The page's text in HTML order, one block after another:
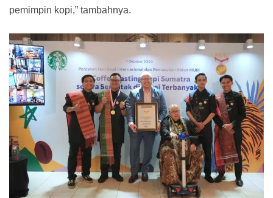
pemimpin kopi,” tambahnya.